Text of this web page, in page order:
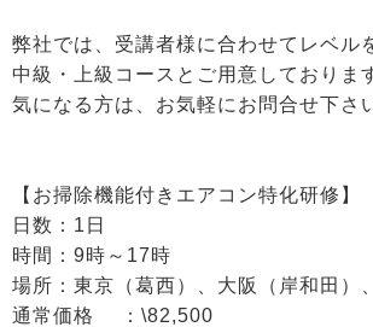
弊社では、受講者様に合わせてレベル
中級・上級コースとご用意しておりま
気になる方は、お気軽にお問合せ下さ
【お掃除機能付きエアコン特化研修】
日数：1日
時間：9時～17時
場所：東京（葛西）、大阪（岸和田）
通常価格 ：\82,500